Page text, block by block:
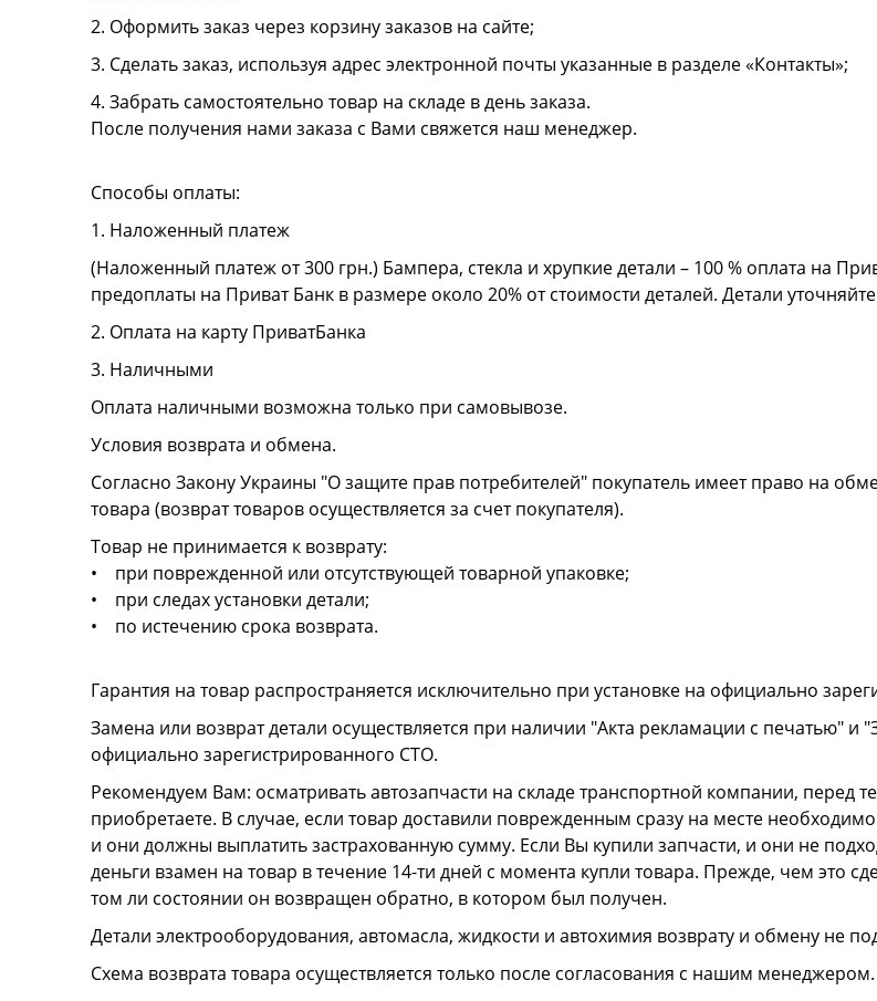
2. Оформить заказ через корзину заказов на сайте;
3. Сделать заказ, используя адрес электронной почты указанные в разделе «Контакты»;
4. Забрать самостоятельно товар на складе в день заказа.
После получения нами заказа с Вами свяжется наш менеджер.
Способы оплаты:
1. Наложенный платеж
(Наложенный платеж от 300 грн.) Бампера, стекла и хрупкие детали – 100 % оплата на
предоплаты на Приват Банк в размере около 20% от стоимости деталей. Детали
2. Оплата на карту ПриватБанка
3. Наличными
Оплата наличными возможна только при самовывозе.
Условия возврата и обмена.
Согласно Закону Украины "О защите прав потребителей" покупатель имеет право на
товара (возврат товаров осуществляется за счет покупателя).
Товар не принимается к возврату:
• при поврежденной или отсутствующей товарной упаковке;
• при следах установки детали;
• по истечению срока возврата.
Гарантия на товар распространяется исключительно при установке на официально
Замена или возврат детали осуществляется при наличии "Акта рекламации с печатью"
официально зарегистрированного СТО.
Рекомендуем Вам: осматривать автозапчасти на складе транспортной компании, перед
приобретаете. В случае, если товар доставили поврежденным сразу на месте
и они должны выплатить застрахованную сумму. Если Вы купили запчасти, и они не
деньги взамен на товар в течение 14-ти дней с момента купли товара. Прежде, чем это
том ли состоянии он возвращен обратно, в котором был получен.
Детали электрооборудования, автомасла, жидкости и автохимия возврату и обмену не
Схема возврата товара осуществляется только после согласования с нашим менеджером.